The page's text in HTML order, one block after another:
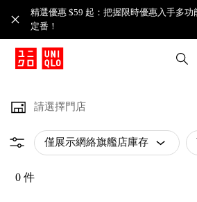
精選優惠 $59 起：把握限時優惠入手多功
定番！​
請選擇門店
僅展示網絡旗艦店庫存
0 件